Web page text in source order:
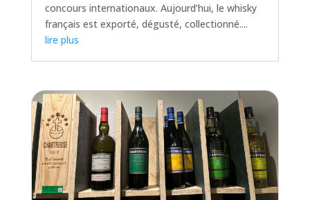
concours internationaux. Aujourd’hui, le whisky
français est exporté, dégusté, collectionné....
lire plus